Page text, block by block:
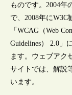
ものです。2004年
で、2008年にW3C
「WCAG（Web
Guidelines） 2.0」
ます。ウェブアク
サイトでは、解説
います。